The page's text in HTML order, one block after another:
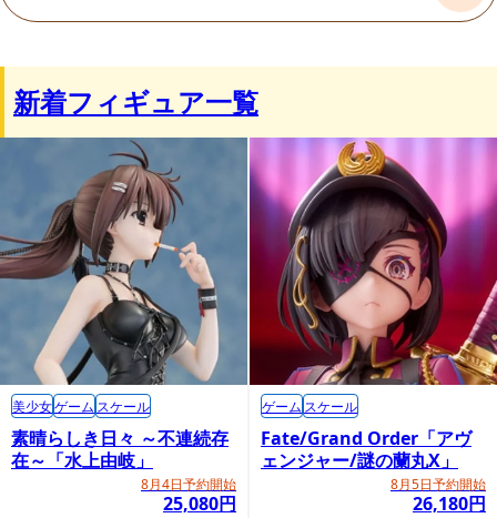
ロサンゼルス在住のビジュアルアーティスト。ニューヨークタ
の仕事でも知られる。現在は創作活動や個人出版事業に専念し
ている。@jamesjeanartのアカウントでツイッターやタンブ
ラーなど、各種ソーシャルメディアにて、活動やアートワーク
の一部を発信中。
新着フィギュア一覧
素晴らしき日々 ～不連続存
在～「水上由岐」
8月4日予約開始
25,080円
美少女ゲーム スケール
Fate/Grand Order「アヴ
ェンジャー/謎の蘭丸X」
8月5日予約開始
26,180円
ゲーム スケール